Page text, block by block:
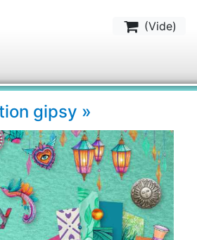
(Vide)
gipsy »